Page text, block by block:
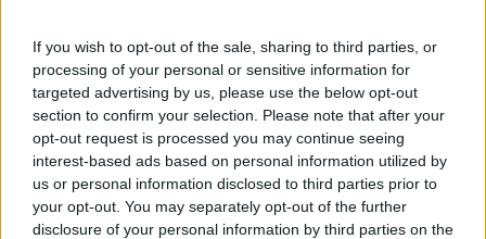
If you wish to opt-out of the sale, sharing to third parties, or
processing of your personal or sensitive information for
targeted advertising by us, please use the below opt-out
section to confirm your selection. Please note that after your
opt-out request is processed you may continue seeing
interest-based ads based on personal information utilized by
us or personal information disclosed to third parties prior to
your opt-out. You may separately opt-out of the further
disclosure of your personal information by third parties on the
ακόμα στοιχείο το οποίο θα κληθούν να λάβουν υπόψη
τους οι ομάδες, στην προσπάθεια να προσαρμόσουν τη
στρατηγική και τις ρυθμίσεις των μονοθεσίων τους.
Σε πρώτη ανάγνωση, λοιπόν, θα μπορούσε να ισχυριστεί
κανείς ότι ηνέα χάραξη της πίστας του Abu Dhabi
ευνοεί τα ισχυρότερα μονοθέσια
και εκείνα τα